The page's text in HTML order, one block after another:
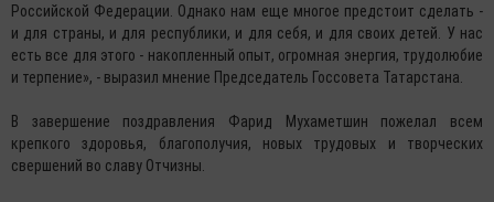
Российской Федерации. Однако нам еще многое предстоит сделать -
и для страны, и для республики, и для себя, и для своих детей. У нас
есть все для этого - накопленный опыт, огромная энергия, трудолюбие
и терпение», - выразил мнение Председатель Госсовета Татарстана.
В завершение поздравления Фарид Мухаметшин пожелал всем
крепкого здоровья, благополучия, новых трудовых и творческих
свершений во славу Отчизны.